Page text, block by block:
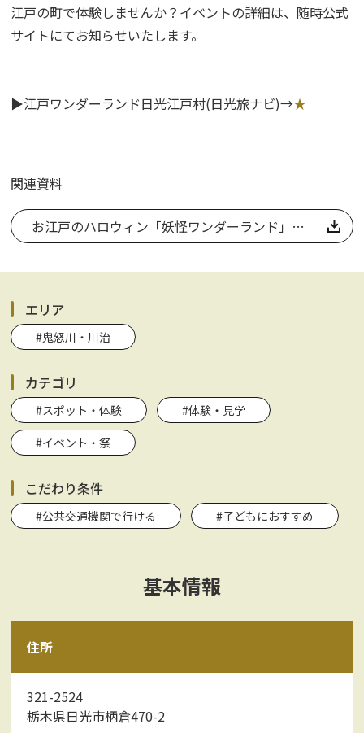
江戸の町で体験しませんか？イベントの詳細は、随時公式
サイトにてお知らせいたします。
▶江戸ワンダーランド日光江戸村(日光旅ナビ)→★
関連資料
お江戸のハロウィン「妖怪ワンダーランド」チラシ
エリア
#鬼怒川・川治
カテゴリ
#スポット・体験
#体験・見学
#イベント・祭
こだわり条件
#公共交通機関で行ける #子どもにおすすめ
基本情報
住所
321-2524
栃木県日光市柄倉470-2